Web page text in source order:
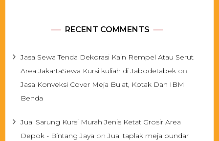
RECENT COMMENTS
Jasa Sewa Tenda Dekorasi Kain Rempel Atau Serut
Area JakartaSewa Kursi kuliah di Jabodetabek on
Jasa Konveksi Cover Meja Bulat, Kotak Dan IBM
Benda
Jual Sarung Kursi Murah Jenis Ketat Grosir Area
Depok - Bintang Jaya onJual taplak meja bundar